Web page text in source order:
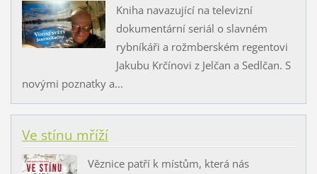
Kniha navazující na televizní
dokumentární seriál o slavném
rybníkáři a rožmberském regentovi
Jakubu Krčínovi z Jelčan a Sedlčan. S
novými poznatky a...
Ve stínu mříží
Věznice patří k místům, která nás